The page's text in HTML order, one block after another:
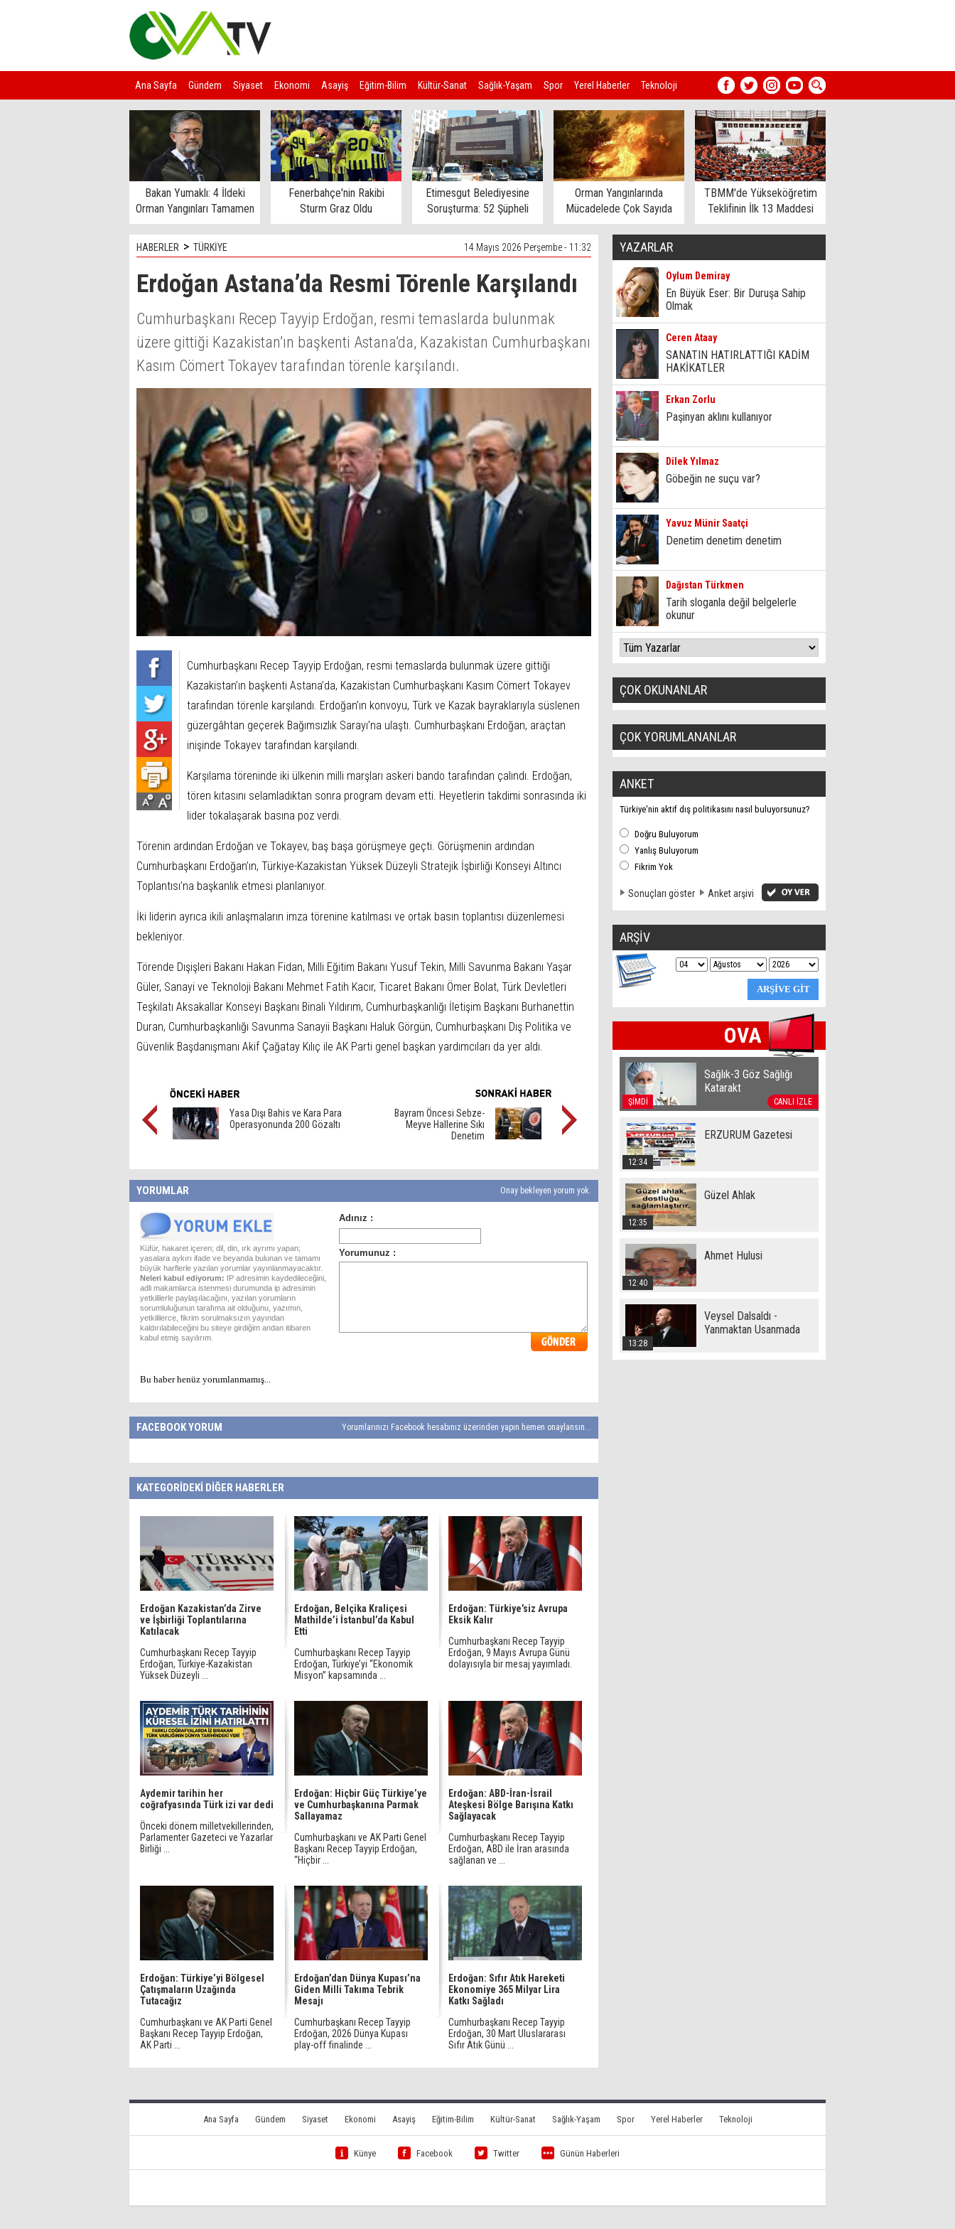
Ana Sayfa Gündem Siyaset Ekonomi Asayiş Eğitim-Bilim Kültür-Sanat Sağlık-Yaşam Spor Yerel Haberler Teknoloji
Kim Kimdir?
Bakan Yumaklı: 4 İldeki
Orman Yangınları Tamamen
Kontrol Altında
Fenerbahçe'nin Rakibi
Sturm Graz Oldu
Etimesgut Belediyesine
Soruşturma: 52 Şüpheli
Gözaltına Alındı
Orman Yangınlarında
Mücadelede Çok Sayıda
Ev Tahliye Edildi
TBMM'de Yükseköğretim
Teklifinin İlk 13 Maddesi
Kabul Edildi
HABERLER > TÜRKİYE 14 Mayıs 2026 Perşembe - 11:32
Erdoğan Astana’da Resmi Törenle Karşılandı
Cumhurbaşkanı Recep Tayyip Erdoğan, resmi temaslarda bulunmak
üzere gittiği Kazakistan’ın başkenti Astana’da, Kazakistan Cumhurbaşkanı
Kasım Cömert Tokayev tarafından törenle karşılandı.
Cumhurbaşkanı Recep Tayyip Erdoğan, resmi temaslarda bulunmak üzere gittiği
Kazakistan’ın başkenti Astana’da, Kazakistan Cumhurbaşkanı Kasım Cömert Tokayev
tarafından törenle karşılandı. Erdoğan’ın konvoyu, Türk ve Kazak bayraklarıyla süslenen
güzergâhtan geçerek Bağımsızlık Sarayı’na ulaştı. Cumhurbaşkanı Erdoğan, araçtan
inişinde Tokayev tarafından karşılandı.
Karşılama töreninde iki ülkenin milli marşları askeri bando tarafından çalındı. Erdoğan,
tören kıtasını selamladıktan sonra program devam etti. Heyetlerin takdimi sonrasında iki
lider tokalaşarak basına poz verdi.
Törenin ardından Erdoğan ve Tokayev, baş başa görüşmeye geçti. Görüşmenin ardından
Cumhurbaşkanı Erdoğan’ın, Türkiye-Kazakistan Yüksek Düzeyli Stratejik İşbirliği Konseyi Altıncı
Toplantısı’na başkanlık etmesi planlanıyor.
İki liderin ayrıca ikili anlaşmaların imza törenine katılması ve ortak basın toplantısı düzenlemesi
bekleniyor.
Törende Dışişleri Bakanı Hakan Fidan, Milli Eğitim Bakanı Yusuf Tekin, Milli Savunma Bakanı Yaşar
Güler, Sanayi ve Teknoloji Bakanı Mehmet Fatih Kacır, Ticaret Bakanı Ömer Bolat, Türk Devletleri
Teşkilatı Aksakallar Konseyi Başkanı Binali Yıldırım, Cumhurbaşkanlığı İletişim Başkanı Burhanettin
Duran, Cumhurbaşkanlığı Savunma Sanayii Başkanı Haluk Görgün, Cumhurbaşkanı Dış Politika ve
Güvenlik Başdanışmanı Akif Çağatay Kılıç ile AK Parti genel başkan yardımcıları da yer aldı.
Yasa Dışı Bahis ve Kara Para
Operasyonunda 200 Gözaltı
Bayram Öncesi Sebze-
Meyve Hallerine Sıkı
Denetim
YORUMLAR Onay bekleyen yorum yok.
Küfür, hakaret içeren; dil, din, ırk ayrımı yapan;
yasalara aykırı ifade ve beyanda bulunan ve tamamı
büyük harflerle yazılan yorumlar yayınlanmayacaktır.
Neleri kabul ediyorum: IP adresimin kaydedileceğini,
adli makamlarca istenmesi durumunda ip adresimin
yetkililerle paylaşılacağını, yazılan yorumların
sorumluluğunun tarafıma ait olduğunu, yazımın,
yetkililerce, fikrim sorulmaksızın yayından
kaldırılabileceğini bu siteye girdiğim andan itibaren
kabul etmiş sayılırım.
Bu haber henüz yorumlanmamış...
FACEBOOK YORUM Yorumlarınızı Facebook hesabınız üzerinden yapın hemen onaylansın...
KATEGORİDEKİ DİĞER HABERLER
Erdoğan Kazakistan’da Zirve
ve İşbirliği Toplantılarına
Katılacak
Cumhurbaşkanı Recep Tayyip
Erdoğan, Türkiye-Kazakistan
Yüksek Düzeyli ...
Erdoğan, Belçika Kraliçesi
Mathilde’i İstanbul’da Kabul
Etti
Cumhurbaşkanı Recep Tayyip
Erdoğan, Türkiye’yi “Ekonomik
Misyon” kapsamında ...
Erdoğan: Türkiye’siz Avrupa
Eksik Kalır
Cumhurbaşkanı Recep Tayyip
Erdoğan, 9 Mayıs Avrupa Günü
dolayısıyla bir mesaj yayımladı.
Aydemir tarihin her
coğrafyasında Türk izi var dedi
Önceki dönem milletvekillerinden,
Parlamenter Gazeteci ve Yazarlar
Birliği ...
Erdoğan: Hiçbir Güç Türkiye’ye
ve Cumhurbaşkanına Parmak
Sallayamaz
Cumhurbaşkanı ve AK Parti Genel
Başkanı Recep Tayyip Erdoğan,
“Hiçbir ...
Erdoğan: ABD-İran-İsrail
Ateşkesi Bölge Barışına Katkı
Sağlayacak
Cumhurbaşkanı Recep Tayyip
Erdoğan, ABD ile İran arasında
sağlanan ve ...
Erdoğan: Türkiye’yi Bölgesel
Çatışmaların Uzağında
Tutacağız
Cumhurbaşkanı ve AK Parti Genel
Başkanı Recep Tayyip Erdoğan,
AK Parti ...
Erdoğan’dan Dünya Kupası’na
Giden Milli Takıma Tebrik
Mesajı
Cumhurbaşkanı Recep Tayyip
Erdoğan, 2026 Dünya Kupası
play-off finalinde ...
Erdoğan: Sıfır Atık Hareketi
Ekonomiye 365 Milyar Lira
Katkı Sağladı
Cumhurbaşkanı Recep Tayyip
Erdoğan, 30 Mart Uluslararası
Sıfır Atık Günü ...
YAZARLAR
Oylum Demiray
En Büyük Eser: Bir Duruşa Sahip
Olmak
Ceren Ataay
SANATIN HATIRLATTIĞI KADİM
HAKİKATLER
Erkan Zorlu
Paşinyan aklını kullanıyor
Dilek Yılmaz
Göbeğin ne suçu var?
Yavuz Münir Saatçi
Denetim denetim denetim
Dağıstan Türkmen
Tarih sloganla değil belgelerle
okunur
ÇOK OKUNANLAR
ÇOK YORUMLANANLAR
ANKET
Türkiye'nin aktif dış politikasını nasıl buluyorsunuz?
Doğru Buluyorum
Yanlış Buluyorum
Fikrim Yok
Sonuçları göster Anket arşivi
ARŞİV
OVA
ŞİMDİ CANLI İZLE
Sağlık-3 Göz Sağlığı
Katarakt
12:34
ERZURUM Gazetesi
12:35
Güzel Ahlak
12:40
Ahmet Hulusi
13:28
Veysel Dalsaldı -
Yanmaktan Usanmada
Ana Sayfa Gündem Siyaset Ekonomi Asayiş Eğitim-Bilim Kültür-Sanat Sağlık-Yaşam Spor Yerel Haberler Teknoloji
Künye Facebook Twitter Günün Haberleri